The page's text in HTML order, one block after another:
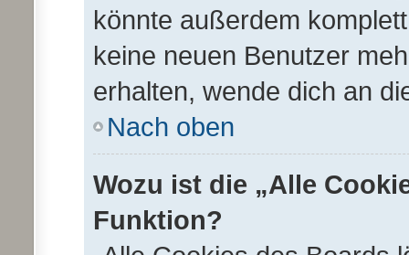
könnte außerdem
keine neuen Benutzer
erhalten, wende dich an
Nach oben
Wozu ist die „Alle
Funktion?